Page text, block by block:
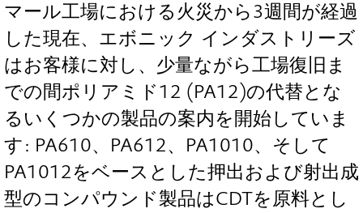
マール工場における火災から3週間が経過
した現在、エボニック インダストリーズ
はお客様に対し、少量ながら工場復旧ま
での間ポリアミド12 (PA12)の代替とな
るいくつかの製品の案内を開始していま
す: PA610、PA612、PA1010、そして
PA1012をベースとした押出および射出成
型のコンパウンド製品はCDTを原料とし